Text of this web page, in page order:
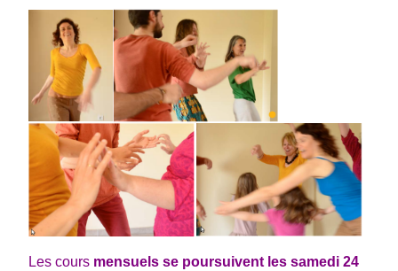
Les cours mensuels se poursuivent les samedi 24